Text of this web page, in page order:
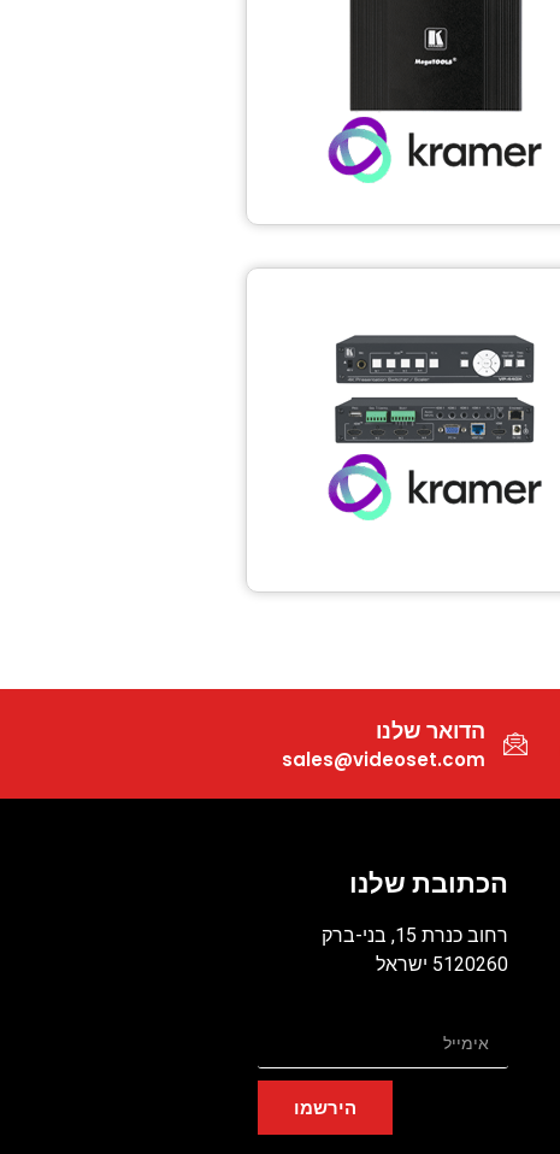
הדואר שלנו
sales@videoset.com
הכתובת שלנו
רחוב כנרת 15, בני-ברק
5120260 ישראל
הירשמו